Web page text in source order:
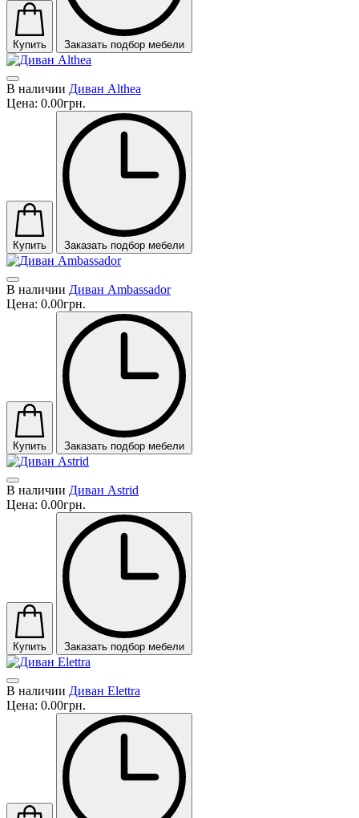
Купить Заказать подбор мебели
В наличии Диван Althea
Цена: 0.00грн.
Купить Заказать подбор мебели
В наличии Диван Ambassador
Цена: 0.00грн.
Купить Заказать подбор мебели
В наличии Диван Astrid
Цена: 0.00грн.
Купить Заказать подбор мебели
В наличии Диван Elettra
Цена: 0.00грн.